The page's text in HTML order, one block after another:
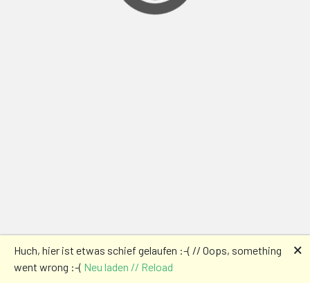
Huch, hier ist etwas schief gelaufen :-( // Oops, something
went wrong :-( Neu laden // Reload
🗙